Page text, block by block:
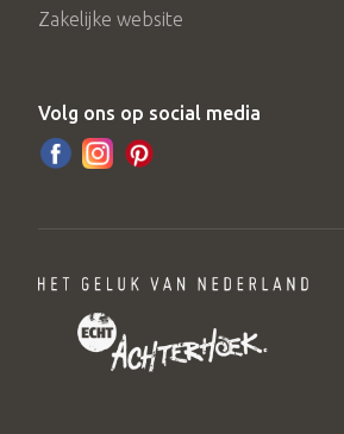
Zakelijke website
Volg ons op social media